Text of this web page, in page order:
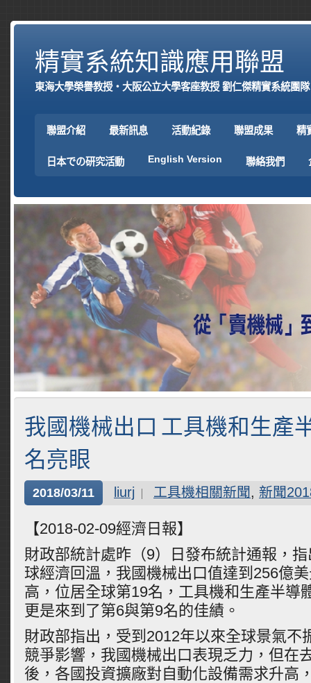
精實系統知識應用聯盟
東海大學榮譽教授‧大阪公立大學客座教授 劉仁傑精實系統團隊
聯盟介紹 最新訊息 活動紀錄 聯盟成果 精
日本での研究活動 English Version 聯絡我們
我國機械出口 工具機和生產
名亮眼
2018/03/11 liurj 工具機相關新聞, 新聞
【2018-02-09經濟日報】
財政部統計處昨（9）日發布統計通報，
球經濟回溫，我國機械出口值達到256億
高，位居全球第19名，工具機和生產半導
更是來到了第6與第9名的佳績。
財政部指出，受到2012年以來全球景氣不
競爭影響，我國機械出口表現乏力，但在
後，各國投資擴廠對自動化設備需求升高